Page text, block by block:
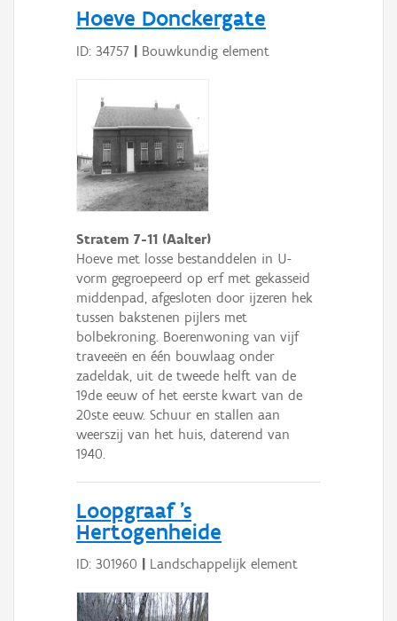
Hoeve Donckergate
ID: 34757 | Bouwkundig element
Stratem 7-11 (Aalter)
Hoeve met losse bestanddelen in U-
vorm gegroepeerd op erf met gekasseid
middenpad, afgesloten door ijzeren hek
tussen bakstenen pijlers met
bolbekroning. Boerenwoning van vijf
traveeën en één bouwlaag onder
zadeldak, uit de tweede helft van de
19de eeuw of het eerste kwart van de
20ste eeuw. Schuur en stallen aan
weerszij van het huis, daterend van
1940.
Loopgraaf 's
Hertogenheide
ID: 301960 | Landschappelijk element